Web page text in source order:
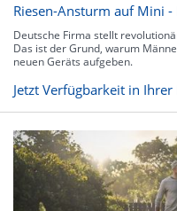
Riesen-Ansturm auf Mini -
Deutsche Firma stellt
Das ist der Grund, warum
neuen Geräts aufgeben.
Jetzt Verfügbarkeit in